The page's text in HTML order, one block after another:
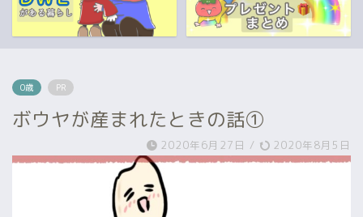
0歳 PR
ボウヤが産まれたときの話①
2020年6月27日 / 2020年8月5日